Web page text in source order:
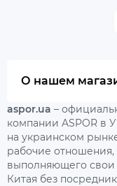
О нашем
aspor.ua –
компании ASPOR в
на украинском
рабочие отношения,
выполняющего свои
Китая без